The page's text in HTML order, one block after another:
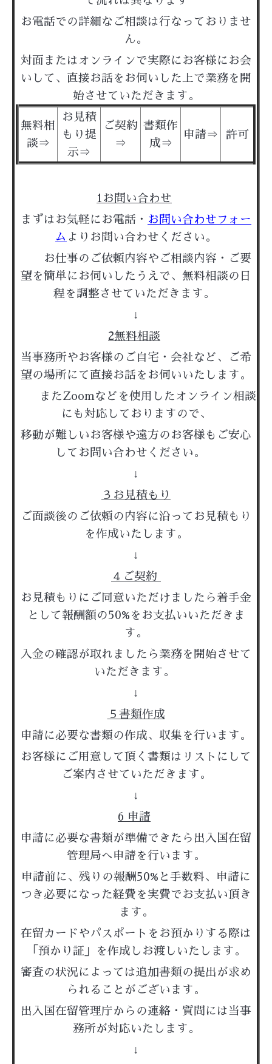
お電話での詳細なご相談は行なっておりませ
ん。
対面またはオンラインで実際にお客様にお会
いして、直接お話をお伺いした上で業務を開
始させていただきます。
無料相
談⇒
お見積
もり提
示⇒
ご契約
⇒
書類作
成⇒
申請⇒ 許可
1お問い合わせ
まずはお気軽にお電話・ お問い合わせフォー
ム よりお問い合わせください。
お仕事のご依頼内容やご相談内容・ご要
望を簡単にお伺いしたうえで、無料相談の日
程を調整させていただきます。
↓
2無料相談
当事務所やお客様のご自宅・会社など、ご希
望の場所にて直接お話をお伺いいたします。
またZoomなどを使用したオンライン相談
にも対応しておりますので、
移動が難しいお客様や遠方のお客様もご安心
してお問い合わせください。
↓
３お見積もり
ご面談後のご依頼の内容に沿ってお見積もり
を作成いたします。
↓
４ご契約
お見積もりにご同意いただけましたら着手金
として報酬額の50%をお支払いいただきま
す。
入金の確認が取れましたら業務を開始させて
いただきます。
↓
５書類作成
申請に必要な書類の作成、収集を行います。
お客様にご用意して頂く書類はリストにして
ご案内させていただきます。
↓
6 申請
申請に必要な書類が準備できたら出入国在留
管理局へ申請を行います。
申請前に、残りの報酬50%と手数料、申請に
つき必要になった経費を実費でお支払い頂き
ます。
在留カードやパスポートをお預かりする際は
「預かり証」を作成しお渡しいたします。
審査の状況によっては追加書類の提出が求め
られることがございます。
出入国在留管理庁からの連絡・質問には当事
務所が対応いたします。
↓